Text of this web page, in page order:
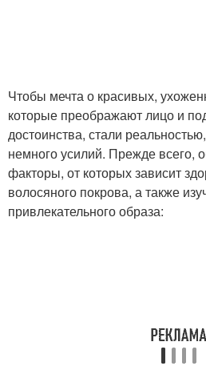
Чтобы мечта о красивых,
которые преображают лицо и
достоинства, стали
немного усилий. Прежде всего,
факторы, от которых зависит
волосяного покрова, а также
привлекательного образа: